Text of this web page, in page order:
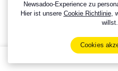
Newsadoo-Experience zu
Hier ist unsere Cookie Richtlinie,
willst.
Cookies